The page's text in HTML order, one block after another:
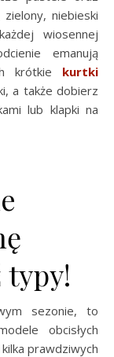
niebieski
wiosennej
emanują
krótkie kurtki
a także dobierz
lub klapki na
typy!
sezonie, to
obcisłych
prawdziwych